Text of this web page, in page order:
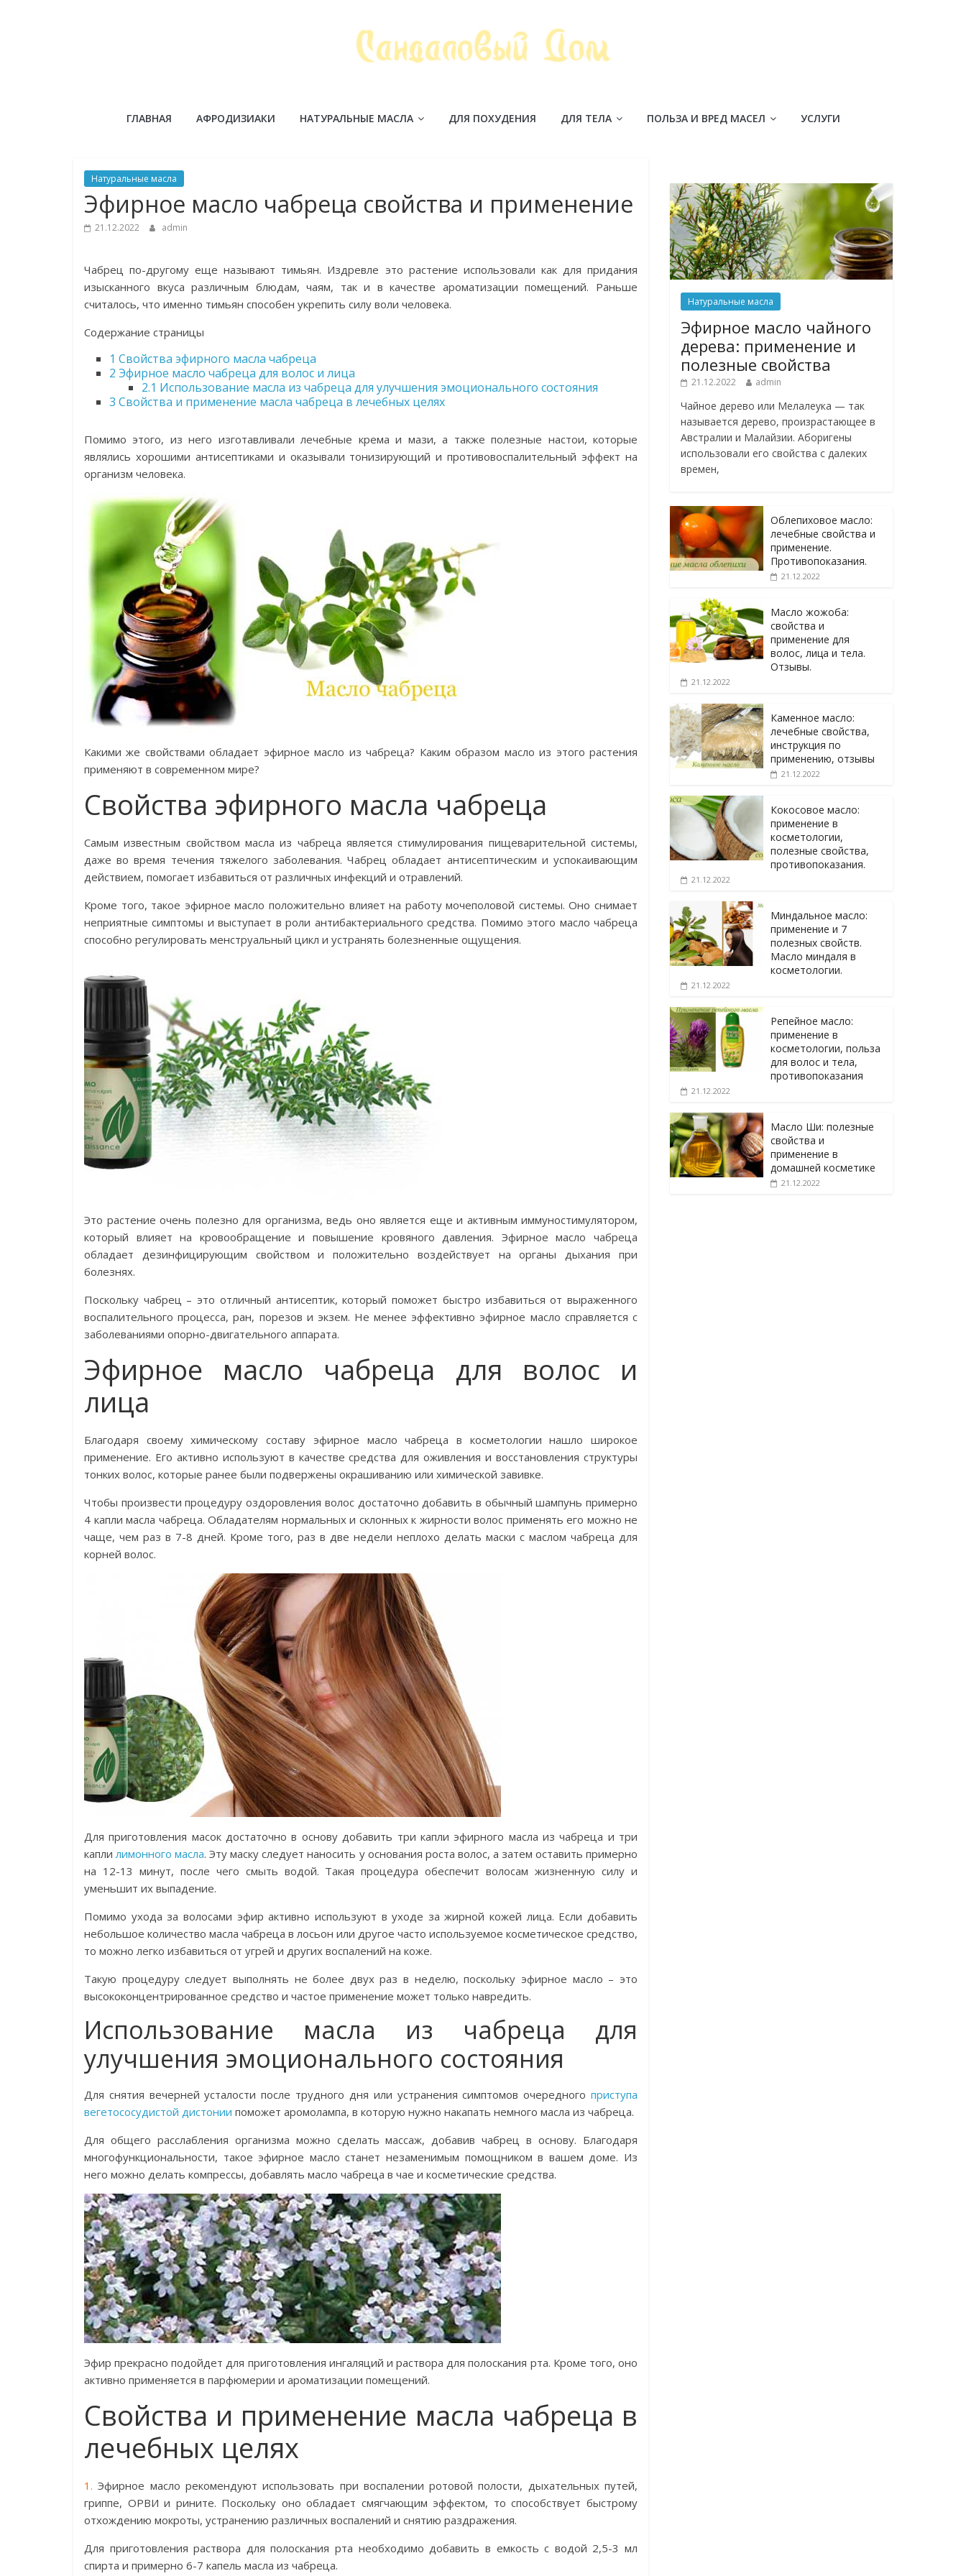
Сандаловый
ГЛАВНАЯ АФРОДИЗИАКИ НАТУРАЛЬНЫЕ МАСЛА ДЛЯ ПОХУДЕНИЯ ДЛЯ ТЕЛА ПОЛЬЗА И ВРЕД МАСЕЛ УСЛУГИ
Натуральные масла
Эфирное масло чабреца свойства и применение
21.12.2022 admin
Чабрец по-другому еще называют тимьян. Издревле это растение использовали как для придания
изысканного вкуса различным блюдам, чаям, так и в качестве ароматизации помещений. Раньше
считалось, что именно тимьян способен укрепить силу воли человека.
Содержание страницы
1 Свойства эфирного масла чабреца
2 Эфирное масло чабреца для волос и лица
2.1 Использование масла из чабреца для улучшения эмоционального состояния
3 Свойства и применение масла чабреца в лечебных целях
Помимо этого, из него изготавливали лечебные крема и мази, а также полезные настои, которые
являлись хорошими антисептиками и оказывали тонизирующий и противовоспалительный эффект на
организм человека.
Какими же свойствами обладает эфирное масло из чабреца? Каким образом масло из этого растения
применяют в современном мире?
Свойства эфирного масла чабреца
Самым известным свойством масла из чабреца является стимулирования пищеварительной системы,
даже во время течения тяжелого заболевания. Чабрец обладает антисептическим и успокаивающим
действием, помогает избавиться от различных инфекций и отравлений.
Кроме того, такое эфирное масло положительно влияет на работу мочеполовой системы. Оно снимает
неприятные симптомы и выступает в роли антибактериального средства. Помимо этого масло чабреца
способно регулировать менструальный цикл и устранять болезненные ощущения.
Это растение очень полезно для организма, ведь оно является еще и активным иммуностимулятором,
который влияет на кровообращение и повышение кровяного давления. Эфирное масло чабреца
обладает дезинфицирующим свойством и положительно воздействует на органы дыхания при
болезнях.
Поскольку чабрец – это отличный антисептик, который поможет быстро избавиться от выраженного
воспалительного процесса, ран, порезов и экзем. Не менее эффективно эфирное масло справляется с
заболеваниями опорно-двигательного аппарата.
Эфирное масло чабреца для волос и
лица
Благодаря своему химическому составу эфирное масло чабреца в косметологии нашло широкое
применение. Его активно используют в качестве средства для оживления и восстановления структуры
тонких волос, которые ранее были подвержены окрашиванию или химической завивке.
Чтобы произвести процедуру оздоровления волос достаточно добавить в обычный шампунь примерно
4 капли масла чабреца. Обладателям нормальных и склонных к жирности волос применять его можно не
чаще, чем раз в 7-8 дней. Кроме того, раз в две недели неплохо делать маски с маслом чабреца для
корней волос.
Для приготовления масок достаточно в основу добавить три капли эфирного масла из чабреца и три
каплилимонного масла. Эту маску следует наносить у основания роста волос, а затем оставить примерно
на 12-13 минут, после чего смыть водой. Такая процедура обеспечит волосам жизненную силу и
уменьшит их выпадение.
Помимо ухода за волосами эфир активно используют в уходе за жирной кожей лица. Если добавить
небольшое количество масла чабреца в лосьон или другое часто используемое косметическое средство,
то можно легко избавиться от угрей и других воспалений на коже.
Такую процедуру следует выполнять не более двух раз в неделю, поскольку эфирное масло – это
высококонцентрированное средство и частое применение может только навредить.
Использование масла из чабреца для
улучшения эмоционального состояния
Для снятия вечерней усталости после трудного дня или устранения симптомов очередного приступа
вегетососудистой дистонии поможет аромолампа, в которую нужно накапать немного масла из чабреца.
Для общего расслабления организма можно сделать массаж, добавив чабрец в основу. Благодаря
многофункциональности, такое эфирное масло станет незаменимым помощником в вашем доме. Из
него можно делать компрессы, добавлять масло чабреца в чае и косметические средства.
Эфир прекрасно подойдет для приготовления ингаляций и раствора для полоскания рта. Кроме того, оно
активно применяется в парфюмерии и ароматизации помещений.
Свойства и применение масла чабреца в
лечебных целях
1. Эфирное масло рекомендуют использовать при воспалении ротовой полости, дыхательных путей,
гриппе, ОРВИ и рините. Поскольку оно обладает смягчающим эффектом, то способствует быстрому
отхождению мокроты, устранению различных воспалений и снятию раздражения.
Для приготовления раствора для полоскания рта необходимо добавить в емкость с водой 2,5-3 мл
спирта и примерно 6-7 капель масла из чабреца.
Натуральные масла
Эфирное масло чайного
дерева: применение и
полезные свойства
21.12.2022 admin
Чайное дерево или Мелалеука — так
называется дерево, произрастающее в
Австралии и Малайзии. Аборигены
использовали его свойства с далеких
времен,
Облепиховое масло:
лечебные свойства и
применение.
Противопоказания.
21.12.2022
Масло жожоба:
свойства и
применение для
волос, лица и тела.
Отзывы.
21.12.2022
Каменное масло:
лечебные свойства,
инструкция по
применению, отзывы
21.12.2022
Кокосовое масло:
применение в
косметологии,
полезные свойства,
противопоказания.
21.12.2022
Миндальное масло:
применение и 7
полезных свойств.
Масло миндаля в
косметологии.
21.12.2022
Репейное масло:
применение в
косметологии, польза
для волос и тела,
противопоказания
21.12.2022
Масло Ши: полезные
свойства и
применение в
домашней косметике
21.12.2022